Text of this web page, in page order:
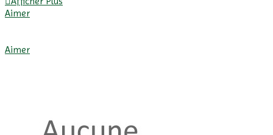
Aimer
Aimer